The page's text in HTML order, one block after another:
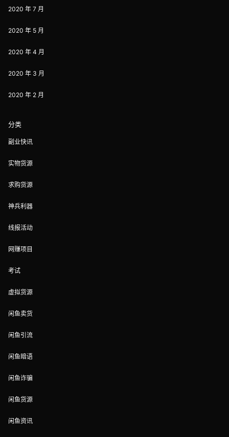
2020 年 7 月
2020 年 5 月
2020 年 4 月
2020 年 3 月
2020 年 2 月
分类
副业快讯
实物货源
求购货源
神兵利器
线报活动
网赚项目
考试
虚拟货源
闲鱼卖货
闲鱼引流
闲鱼暗语
闲鱼诈骗
闲鱼货源
闲鱼资讯